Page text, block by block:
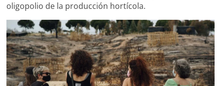
oligopolio de la producción hortícola.